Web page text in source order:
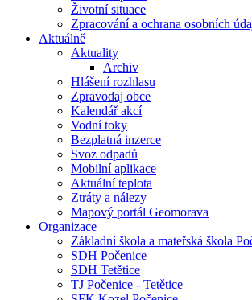
Životní situace
Zpracování a ochrana osobních
Aktuálně
Aktuality
Archiv
Hlášení rozhlasu
Zpravodaj obce
Kalendář akcí
Vodní toky
Bezplatná inzerce
Svoz odpadů
Mobilní aplikace
Aktuální teplota
Ztráty a nálezy
Mapový portál Geomorava
Organizace
Základní škola a mateřská škola
SDH Počenice
SDH Tetětice
TJ Počenice - Tetětice